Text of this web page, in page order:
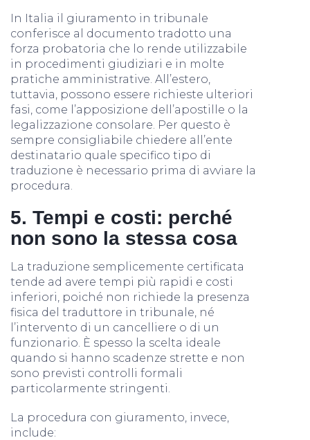
In Italia il giuramento in tribunale
conferisce al documento tradotto una
forza probatoria che lo rende utilizzabile
in procedimenti giudiziari e in molte
pratiche amministrative. All’estero,
tuttavia, possono essere richieste ulteriori
fasi, come l’apposizione dell’apostille o la
legalizzazione consolare. Per questo è
sempre consigliabile chiedere all’ente
destinatario quale specifico tipo di
traduzione è necessario prima di avviare la
procedura.
5. Tempi e costi: perché
non sono la stessa cosa
La traduzione semplicemente certificata
tende ad avere tempi più rapidi e costi
inferiori, poiché non richiede la presenza
fisica del traduttore in tribunale, né
l’intervento di un cancelliere o di un
funzionario. È spesso la scelta ideale
quando si hanno scadenze strette e non
sono previsti controlli formali
particolarmente stringenti.
La procedura con giuramento, invece,
include: